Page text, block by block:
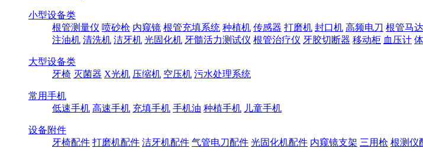
小型设备类
根管测量仪 喷砂枪 内窥镜 根管充填系统 种植机 传感器 打磨机 封口机 高频电刀 根管马达
注油机 清洗机 洁牙机 光固化机 牙髓活力测试仪 根管治疗仪 牙胶切断器 移动柜 血压计
大型设备类
牙椅 灭菌器 X光机 压缩机 空压机 污水处理系统
常用手机
低速手机 高速手机 充填手机 手机油 种植手机 儿童手机
设备附件
牙椅配件 打磨机配件 洁牙机配件 气管电刀配件 光固化机配件 内窥镜支架 三用枪 根测仪